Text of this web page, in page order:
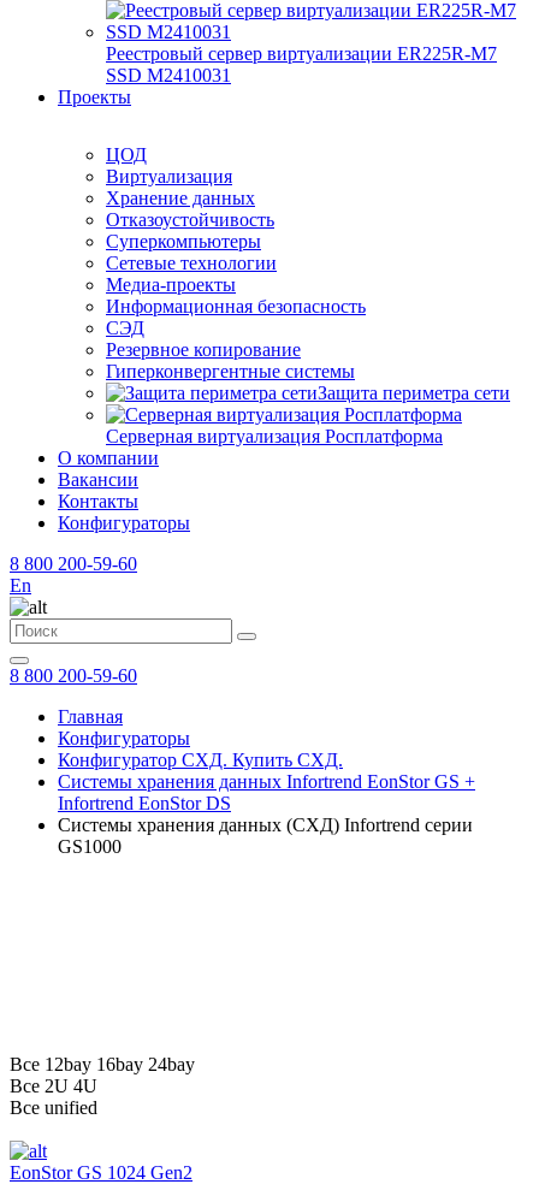
Реестровый сервер виртуализации ER225R-M7
SSD М2410031
Проекты
ЦОД
Виртуализация
Хранение данных
Отказоустойчивость
Суперкомпьютеры
Сетевые технологии
Медиа-проекты
Информационная безопасность
СЭД
Резервное копирование
Гиперконвергентные системы
Защита периметра сети
Серверная виртуализация Росплатформа
О компании
Вакансии
Контакты
Конфигураторы
8 800 200-59-60
En
8 800 200-59-60
Главная
Конфигураторы
Конфигуратор СХД. Купить СХД.
Системы хранения данных Infortrend EonStor GS +
Infortrend EonStor DS
Системы хранения данных (СХД) Infortrend серии
GS1000
Все 12bay 16bay 24bay
Все 2U 4U
Все unified
EonStor GS 1024 Gen2